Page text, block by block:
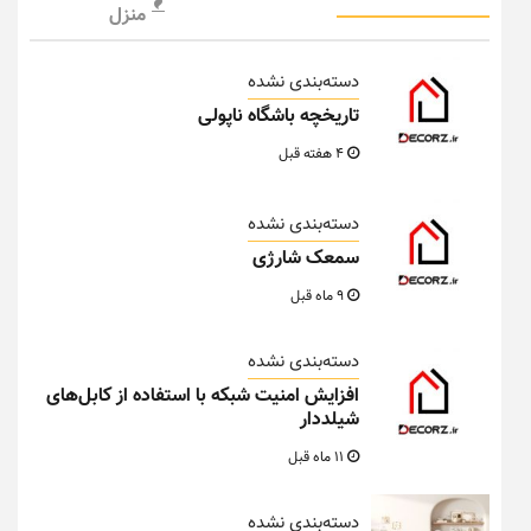
منزل
دسته‌بندی نشده
تاریخچه باشگاه ناپولی
دسته‌بندی نشده
سمعک شارژی
دسته‌بندی نشده
افزایش امنیت شبکه با استفاده از کابل‌های
شیلددار
دسته‌بندی نشده